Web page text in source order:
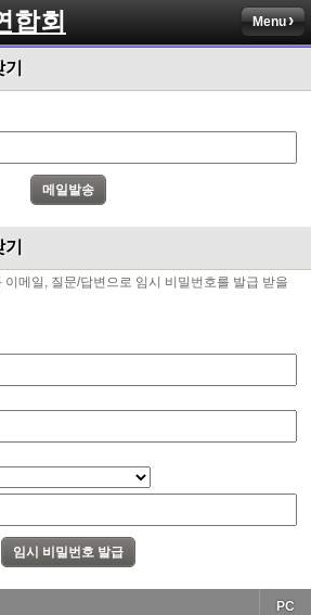
합회 Menu
메일, 질문/답변으로 임시 비밀번호를 발급 받을
PC